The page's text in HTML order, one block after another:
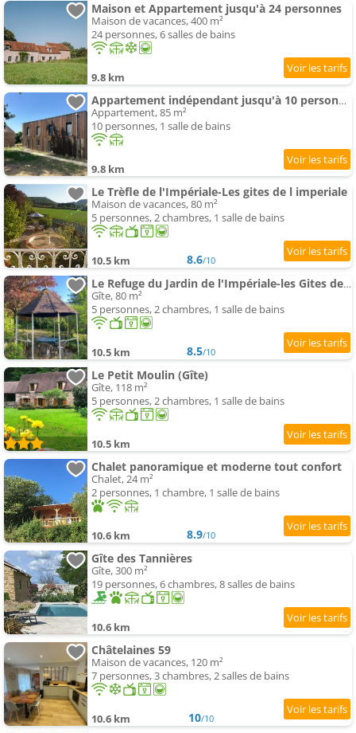
Maison et Appartement jusqu'à 24 personnes
Maison de vacances, 400 m²
24 personnes, 6 salles de bains
9.8 km
Appartement indépendant jusqu'à 10 personnes
Appartement, 85 m²
10 personnes, 1 salle de bains
9.8 km
Le Trèfle de l'Impériale-Les gites de l imperiale
Maison de vacances, 80 m²
5 personnes, 2 chambres, 1 salle de bains
10.5 km 8.6/10
Le Refuge du Jardin de l'Impériale-les Gites de l'Impériale
Gîte, 80 m²
5 personnes, 2 chambres, 1 salle de bains
10.5 km 8.5/10
Le Petit Moulin (Gîte)
Gîte, 118 m²
5 personnes, 2 chambres, 1 salle de bains
10.5 km
Chalet panoramique et moderne tout confort
Chalet, 24 m²
2 personnes, 1 chambre, 1 salle de bains
10.6 km 8.9/10
Gîte des Tannières
Gîte, 300 m²
19 personnes, 6 chambres, 8 salles de bains
10.6 km
Châtelaines 59
Maison de vacances, 120 m²
7 personnes, 3 chambres, 2 salles de bains
10.6 km 10/10